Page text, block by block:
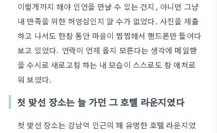
이렇게까지 해야 인연을 만날 수 있는 건지, 아니면 그냥
내 만족을 위한 허영심인지 알 수가 없었다. 사진을 제출
하고 나서도 한참 동안 마음이 찜찜해서 핸드폰만 들여다
보고 있었다. 연락이 언제 올지 모른다는 생각에 메일함
을 수시로 새로고침 하는 내 모습이 스스로도 참 애처로
워 보였다.
첫 맞선 장소는 늘 가던 그 호텔 라운지였다
첫 맞선 장소는 강남역 인근의 꽤 유명한 호텔 라운지였